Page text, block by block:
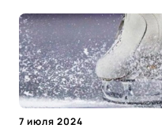
7 июля 2024